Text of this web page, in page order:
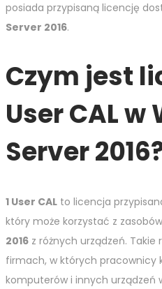
posiada przypisaną licencję
Server 2016.
Czym jest
User CAL w
Server
1 User CAL to licencja
który może korzystać z zasobów
2016 z różnych urządzeń.
firmach, w których pracownicy
komputerów i innych urządzeń